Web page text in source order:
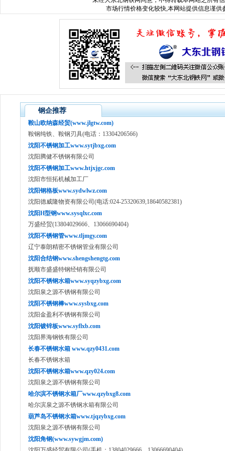
市场行情价格变化较快,本网站提供信息谨供
钢企推荐
鞍山欧纳森经贸(www.jlgtw.com)
鞍钢纯铁、鞍钢刃具(电话：13304206566)
沈阳不锈钢加工www.sytjbxg.com
沈阳腾健不锈钢有限公司
沈阳不锈钢加工www.htjxjgc.com
沈阳市恒拓机械加工厂
沈阳钢格板www.sydwlwz.com
沈阳德威隆物资有限公司(电话:024-25320639,18640582381)
沈阳H型钢www.sysqlxc.com
万盛经贸(13804029666、13066690404)
沈阳不锈钢管www.tljmgy.com
辽宁泰朗精密不锈钢管业有限公司
沈阳合结钢www.shengshengtg.com
抚顺市盛盛特钢经销有限公司
沈阳不锈钢水箱www.syqzybxg.com
沈阳泉之源不锈钢有限公司
沈阳不锈钢棒www.sysbxg.com
沈阳金盈利不锈钢有限公司
沈阳镀锌板www.syflxb.com
沈阳界海钢铁有限公司
长春不锈钢水箱 www.qzy0431.com
长春不锈钢水箱
沈阳不锈钢水箱www.qzy024.com
沈阳泉之源不锈钢有限公司
哈尔滨不锈钢水箱厂www.qzybxg8.com
哈尔滨泉之源不锈钢水箱有限公司
葫芦岛不锈钢水箱www.tjqzybxg.com
沈阳泉之源不锈钢有限公司
沈阳角钢(www.sywgjm.com)